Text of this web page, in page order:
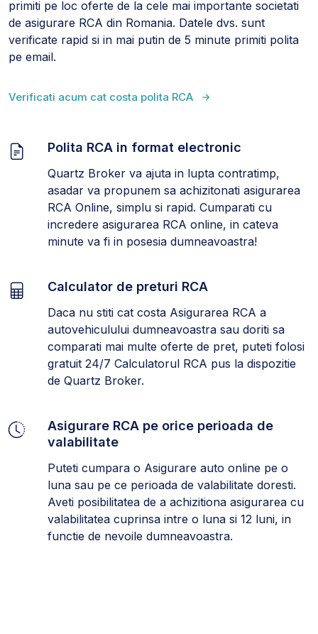
primiti pe loc oferte de la cele mai importante societati
de asigurare RCA din Romania. Datele dvs. sunt
verificate rapid si in mai putin de 5 minute primiti polita
pe email.
Verificati acum cat costa polita RCA
Polita RCA in format electronic
Quartz Broker va ajuta in lupta contratimp,
asadar va propunem sa achizitonati asigurarea
RCA Online, simplu si rapid. Cumparati cu
incredere asigurarea RCA online, in cateva
minute va fi in posesia dumneavoastra!
Calculator de preturi RCA
Daca nu stiti cat costa Asigurarea RCA a
autovehiculului dumneavoastra sau doriti sa
comparati mai multe oferte de pret, puteti folosi
gratuit 24/7 Calculatorul RCA pus la dispozitie
de Quartz Broker.
Asigurare RCA pe orice perioada de
valabilitate
Puteti cumpara o Asigurare auto online pe o
luna sau pe ce perioada de valabilitate doresti.
Aveti posibilitatea de a achizitiona asigurarea cu
valabilitatea cuprinsa intre o luna si 12 luni, in
functie de nevoile dumneavoastra.